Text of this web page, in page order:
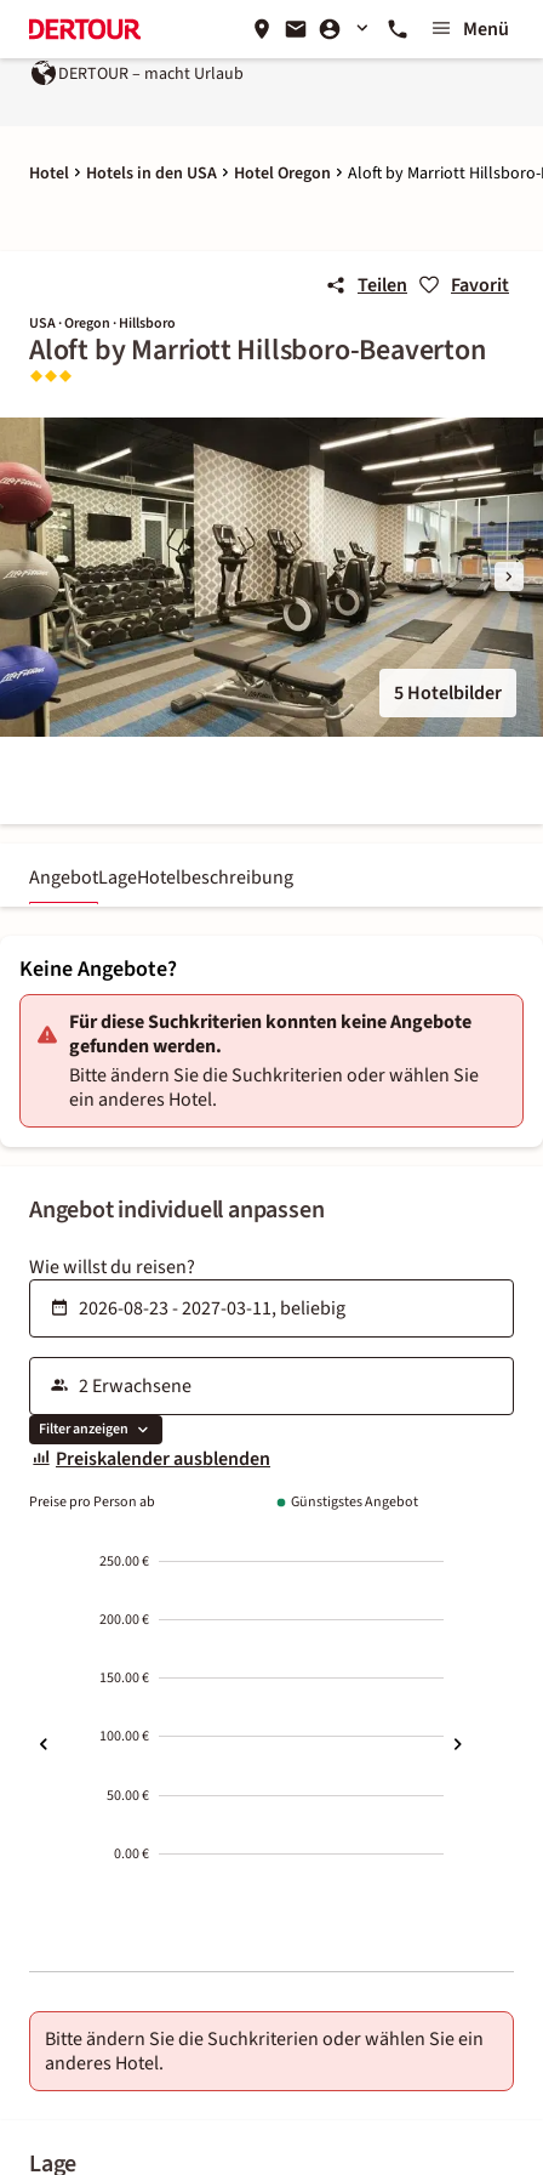
Menü
DERTOUR – macht Urlaub
Hotel Hotels in den USA Hotel Oregon Aloft by Marriott
Teilen Favorit
USA · Oregon · Hillsboro
Aloft by Marriott Hillsboro-Beaverton
5 Hotelbilder
AngebotLageHotelbeschreibung
Angebot individuell anpassen
Wie willst du reisen?
Filter anzeigen
Preiskalender ausblenden
Preise pro Person ab Günstigstes Angebot
250.00 €
200.00 €
150.00 €
100.00 €
50.00 €
0.00 €
01-02
Bitte ändern Sie die Suchkriterien oder wählen Sie ein
anderes Hotel.
Lage
Keine Angebote?
Für diese Suchkriterien konnten keine Angebote
gefunden werden.
Bitte ändern Sie die Suchkriterien oder wählen Sie
ein anderes Hotel.